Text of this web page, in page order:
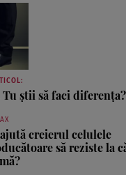
Tu ştii să faci diferenţa?
creierul celulele
să reziste la